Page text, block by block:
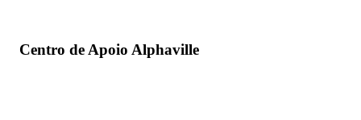
Centro de Apoio Alphaville